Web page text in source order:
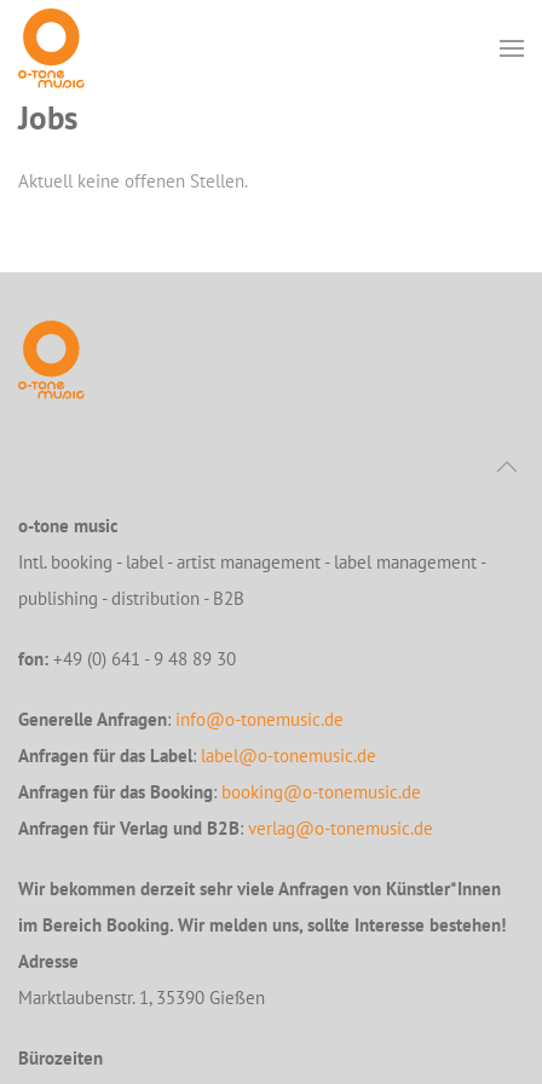
Jobs
Aktuell keine offenen Stellen.
o-tone music
Intl. booking - label - artist management - label management -
publishing - distribution - B2B
fon: +49 (0) 641 - 9 48 89 30
Generelle Anfragen: info@o-tonemusic.de
Anfragen für das Label: label@o-tonemusic.de
Anfragen für das Booking: booking@o-tonemusic.de
Anfragen für Verlag und B2B: verlag@o-tonemusic.de
Wir bekommen derzeit sehr viele Anfragen von Künstler*Innen
im Bereich Booking. Wir melden uns, sollte Interesse bestehen!
Adresse
Marktlaubenstr. 1, 35390 Gießen
Bürozeiten